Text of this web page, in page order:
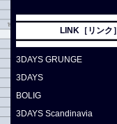
LINK［リンク］
3DAYS GRUNGE
3DAYS
BOLIG
3DAYS Scandinavia